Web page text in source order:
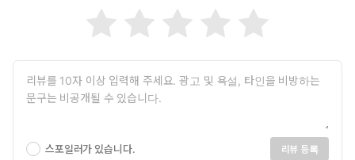
스포일러가 있습니다. 리뷰 등록